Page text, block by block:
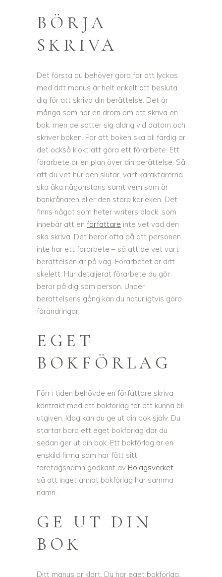
BÖRJA
SKRIVA
Det första du behöver göra för att lyckas
med ditt manus är helt enkelt att besluta
dig för att skriva din berättelse. Det är
många som har en dröm om att skriva en
bok, men de sätter sig aldrig vid datorn och
skriver boken. För att boken ska bli färdig är
det också klokt att göra ett förarbete. Ett
förarbete är en plan över din berättelse. Så
att du vet hur den slutar, vart karaktärerna
ska åka någonstans samt vem som är
bankrånaren eller den stora kärleken. Det
finns något som heter writers block, som
innebär att en författare inte vet vad den
ska skriva. Det beror ofta på att personen
inte har ett förarbete – så att de vet vart
berättelsen är på väg. Förarbetet är ditt
skelett. Hur detaljerat förarbete du gör
beror på dig som person. Under
berättelsens gång kan du naturligtvis göra
förändringar.
EGET
BOKFÖRLAG
Förr i tiden behövde en författare skriva
kontrakt med ett bokförlag för att kunna bli
utgiven. Idag kan du ge ut din bok själv. Du
startar bara ett eget bokförlag där du
sedan ger ut din bok. Ett bokförlag är en
enskild firma som har fått sitt
företagsnamn godkänt av Bolagsverket –
så att inget annat bokförlag har samma
namn.
GE UT DIN
BOK
Ditt manus är klart. Du har eget bokförlag.